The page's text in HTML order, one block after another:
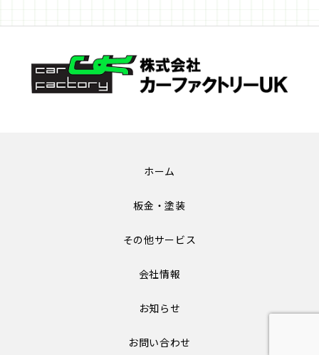
ホーム
板金・塗装
その他サービス
会社情報
お知らせ
お問い合わせ